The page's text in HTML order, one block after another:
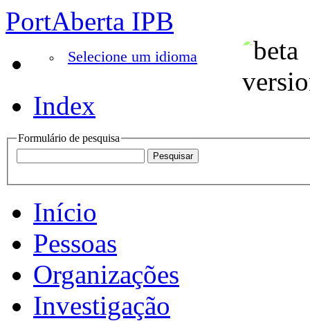
PortAberta IPB
Selecione um idioma
Index
Formulário de pesquisa
Início
Pessoas
Organizações
Investigação